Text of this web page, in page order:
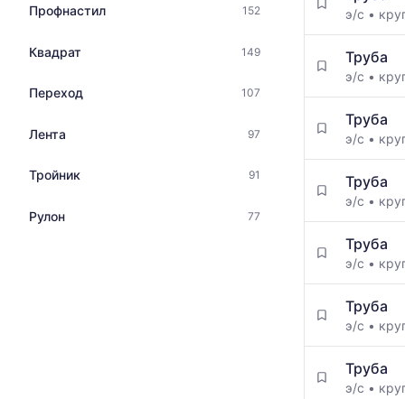
Профнастил 152
Квадрат 149
Переход 107
Лента 97
Тройник 91
Рулон 77
э/с •
Труба
э/с •
Труба
э/с •
Труба
э/с •
Труба
э/с •
Труба
э/с •
Труба
э/с •